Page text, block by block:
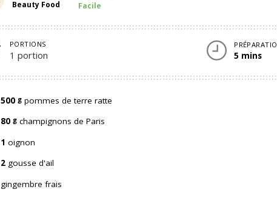
Beauty Food Facile
PORTIONS
1 portion 5 mins
500 g pommes de terre ratte
80 g champignons de Paris
1 oignon
2 gousse d'ail
gingembre frais